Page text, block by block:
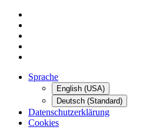
Sprache
English (USA)
Deutsch (Standard)
Datenschutzerklärung
Cookies